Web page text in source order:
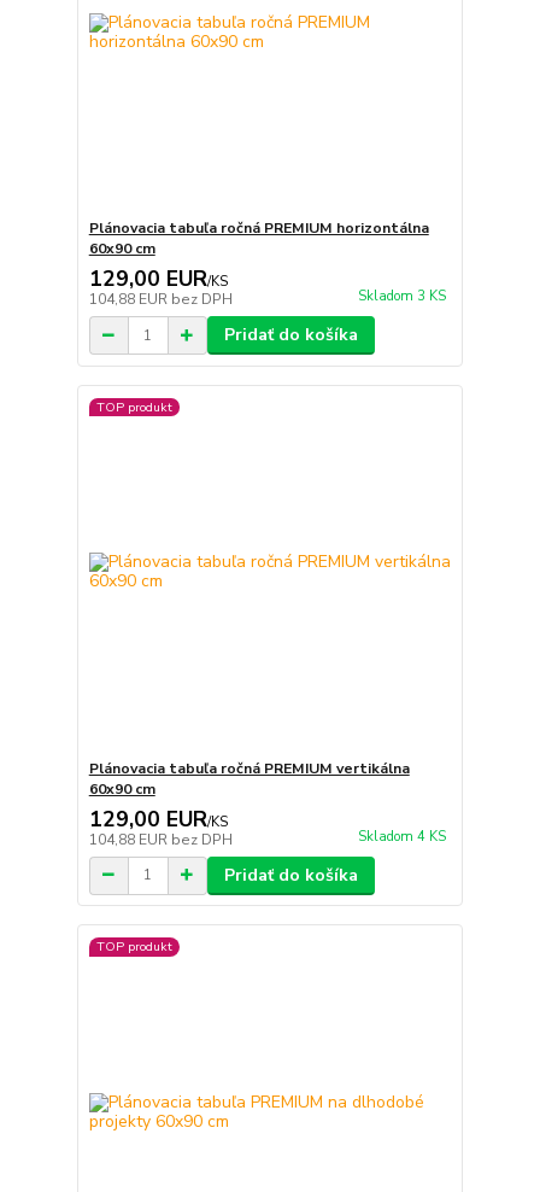
Plánovacia tabuľa ročná PREMIUM horizontálna
60x90 cm
129,00 EUR/KS
104,88 EUR bez DPH Skladom 3 KS
Pridať do košíka
TOP produkt
Plánovacia tabuľa ročná PREMIUM vertikálna
60x90 cm
129,00 EUR/KS
104,88 EUR bez DPH Skladom 4 KS
Pridať do košíka
TOP produkt